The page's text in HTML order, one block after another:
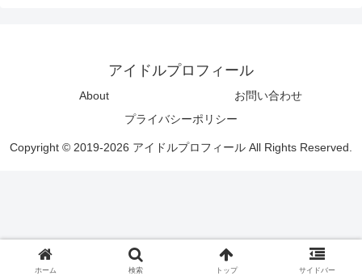
アイドルプロフィール
About
お問い合わせ
プライバシーポリシー
Copyright © 2019-2026 アイドルプロフィール All Rights Reserved.
ホーム 検索 トップ サイドバー